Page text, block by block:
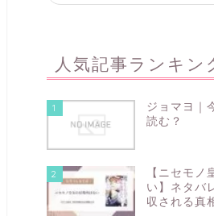
人気記事ランキン
1
ジョマヨ｜
読む？
2
【ニセモノ
い】ネタバ
収される真